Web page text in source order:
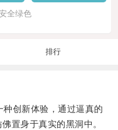
全绿色
排行
创新体验，通过逼真的
置身于真实的黑洞中。